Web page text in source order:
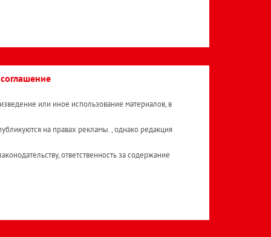
или иное использование материалов, в
на правах рекламы. , однако редакция
ответственность за содержание